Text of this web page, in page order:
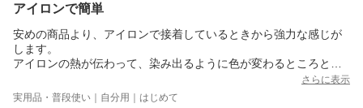
アイロンで簡単
安めの商品より、アイロンで接着しているときから強力な感じが
します。
アイロンの熱が伝わって、染み出るように色が変わるところと変
わらないところがあり、接着具合、強度に違いがあるのかはわか
りません。剥がれたらまた接着すればよいので耐久性がよければ
さらに表示
実用品・普段使い｜自分用｜はじめて